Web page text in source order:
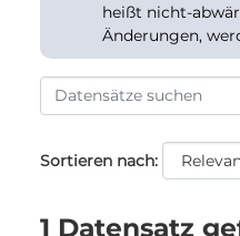
heißt nicht-
Änderungen,
Sortieren nach
1 Datensatz